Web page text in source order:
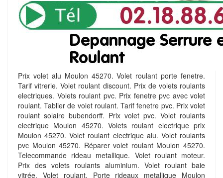
Prix volet alu Moulon 45270. Volet roulant porte fenetre.
Tarif vitrerie. Volet roulant discount. Prix de volets roulants
electriques. Volets roulant pvc. Prix fenetre pvc avec volet
roulant. Tablier de volet roulant. Tarif fenetre pvc. Prix volet
roulant solaire bubendorff. Prix volet pvc. Volet roulants
electrique Moulon 45270. Volets roulant electrique prix
Moulon 45270. Volet roulant electrique alu. Volet roulants
pvc Moulon 45270. Réparer volet roulant Moulon 45270.
Telecommande rideau metallique. Volet roulant moteur.
Prix des volets roulants aluminium. Volet roulant baie
vitrée. Volet roulant. Porte rideaux metallique Moulon